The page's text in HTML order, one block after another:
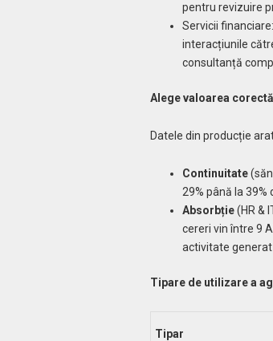
pentru revizuire
Servicii
interacțiunile
consultanță
Alege valoarea corectă
Datele din producție
Continuitate
29% până la
Absorbție(HR &
cereri vin între 9
activitate generat
Tipare de utilizare a
Tipar